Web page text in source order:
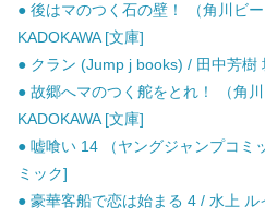
● 後はマのつく石の壁！ （角川ビ
KADOKAWA [文庫]
● クラン (Jump j books) / 田中芳樹
● 故郷へマのつく舵をとれ！ （角
KADOKAWA [文庫]
● 嘘喰い 14 （ヤングジャンプコミ
ミック]
● 豪華客船で恋は始まる 4 / 水上 ル